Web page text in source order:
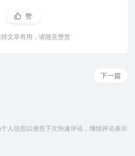
赞
文章有用，请随意赞赏
下一篇
人信息以便您下次快速评论，继续评论表示